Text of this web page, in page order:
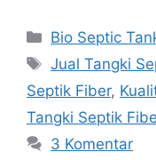
Kategori
Bio Septic
Tag
Jual Tangki
Septik Fiber,
Tangki Septik
3 Komentar